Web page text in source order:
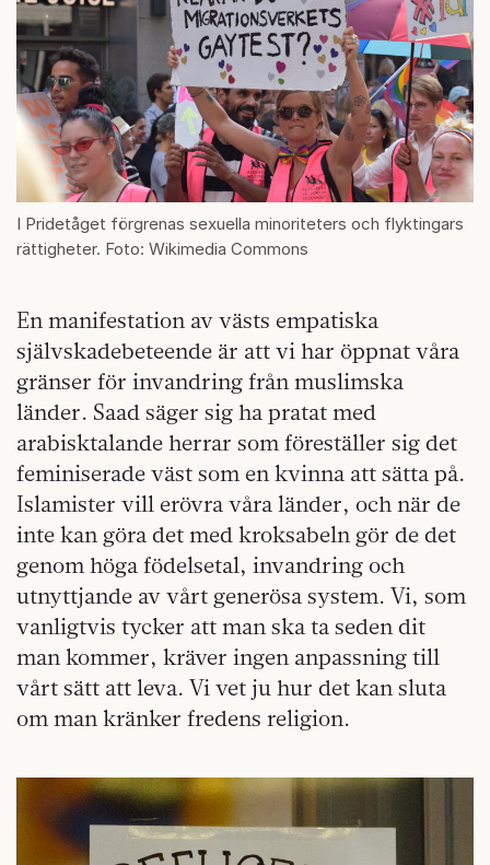
I Pridetåget förgrenas sexuella minoriteters och flyktingars
rättigheter. Foto: Wikimedia Commons
En manifestation av västs empatiska
självskadebeteende är att vi har öppnat våra
gränser för invandring från muslimska
länder. Saad säger sig ha pratat med
arabisktalande herrar som föreställer sig det
feminiserade väst som en kvinna att sätta på.
Islamister vill erövra våra länder, och när de
inte kan göra det med kroksabeln gör de det
genom höga födelsetal, invandring och
utnyttjande av vårt generösa system. Vi, som
vanligtvis tycker att man ska ta seden dit
man kommer, kräver ingen anpassning till
vårt sätt att leva. Vi vet ju hur det kan sluta
om man kränker fredens religion.